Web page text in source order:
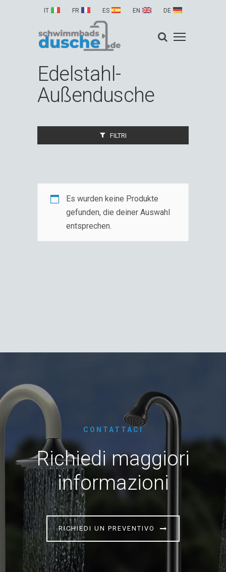
IT FR ES EN DE
Edelstahl-
Außendusche
FILTRI
Es wurden keine Produkte
gefunden, die deiner Auswahl
entsprechen.
CONTATTACI
Richiedi maggiori
informazioni
RICHIEDI UN PREVENTIVO